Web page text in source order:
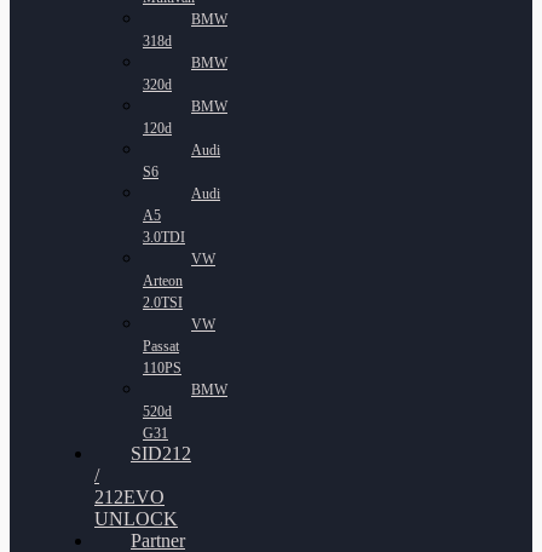
BMW
318d
BMW
320d
BMW
120d
Audi
S6
Audi
A5
3.0TDI
VW
Arteon
2.0TSI
VW
Passat
110PS
BMW
520d
G31
SID212
/
212EVO
UNLOCK
Partner